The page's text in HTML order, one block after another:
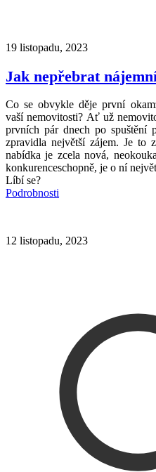
19 listopadu, 2023
Jak nepřebrat
Co se obvykle děje první
vaší nemovitosti? Ať už
prvních pár dnech po spuštění
zpravidla největší zájem. Je to
nabídka je zcela nová,
konkurenceschopně, je o ní
Líbí se?
Podrobnosti
12 listopadu, 2023